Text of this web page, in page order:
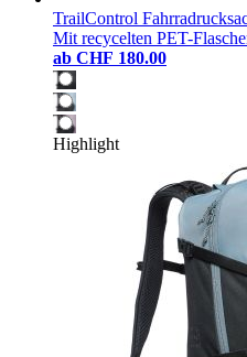
TrailControl
Mit recycelten PET-
ab CHF 180.00
Highlight